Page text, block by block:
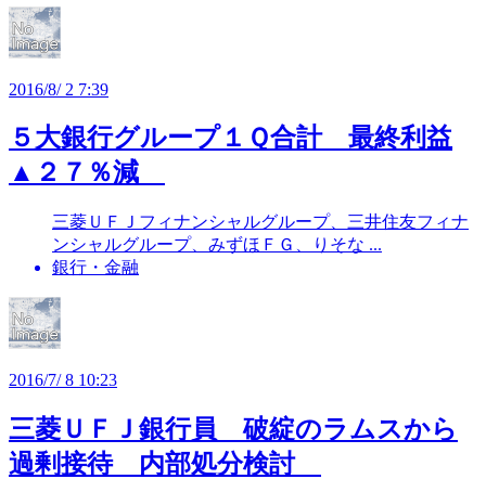
2016/8/ 2 7:39
５大銀行グループ１Ｑ合計 最終利益
▲２７％減
三菱ＵＦＪフィナンシャルグループ、三井住友フィナ
ンシャルグループ、みずほＦＧ、りそな ...
銀行・金融
2016/7/ 8 10:23
三菱ＵＦＪ銀行員 破綻のラムスから
過剰接待 内部処分検討